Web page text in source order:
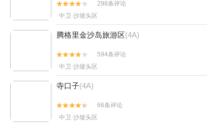


298条评论
中卫·沙坡头区
腾格里金沙岛旅游区(4A)


594条评论
中卫·沙坡头区
寺口子(4A)


66条评论
中卫·沙坡头区